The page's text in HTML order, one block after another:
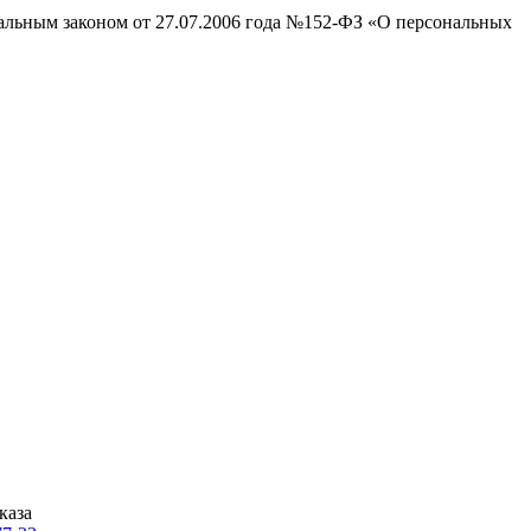
законом от 27.07.2006 года №152-ФЗ «О персональных